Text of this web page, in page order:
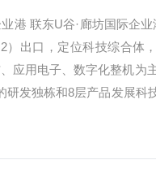
港 联东U谷·廊坊国际企
）出口，定位科技综合体
应用电子、数字化整机为
研发独栋和8层产品发展科